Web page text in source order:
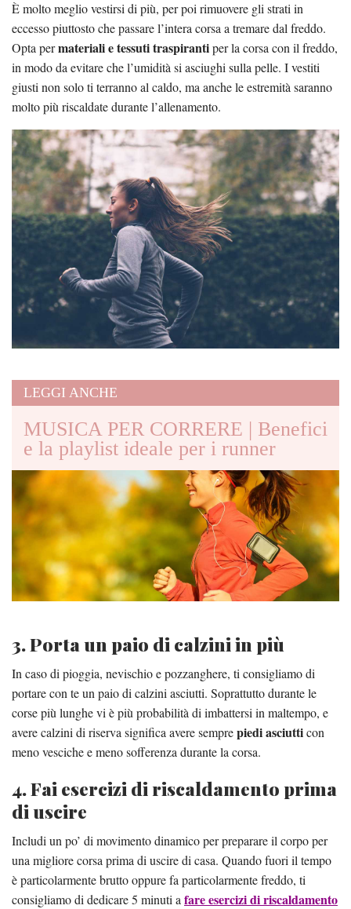
È molto meglio vestirsi di più, per poi rimuovere gli strati in
eccesso piuttosto che passare l’intera corsa a tremare dal freddo.
Opta permateriali e tessuti traspirantiper la corsa con il freddo,
in modo da evitare che l’umidità si asciughi sulla pelle. I vestiti
giusti non solo ti terranno al caldo, ma anche le estremità saranno
molto più riscaldate durante l’allenamento.
LEGGI ANCHE
MUSICA PER CORRERE | Benefici
e la playlist ideale per i runner
3. Porta un paio di calzini in più
In caso di pioggia, nevischio e pozzanghere, ti consigliamo di
portare con te un paio di calzini asciutti. Soprattutto durante le
corse più lunghe vi è più probabilità di imbattersi in maltempo, e
avere calzini di riserva significa avere semprepiedi asciutticon
meno vesciche e meno sofferenza durante la corsa.
4. Fai esercizi di riscaldamento prima
di uscire
Includi un po’ di movimento dinamico per preparare il corpo per
una migliore corsa prima di uscire di casa. Quando fuori il tempo
è particolarmente brutto oppure fa particolarmente freddo, ti
consigliamo di dedicare 5 minuti a fare esercizi di riscaldamento